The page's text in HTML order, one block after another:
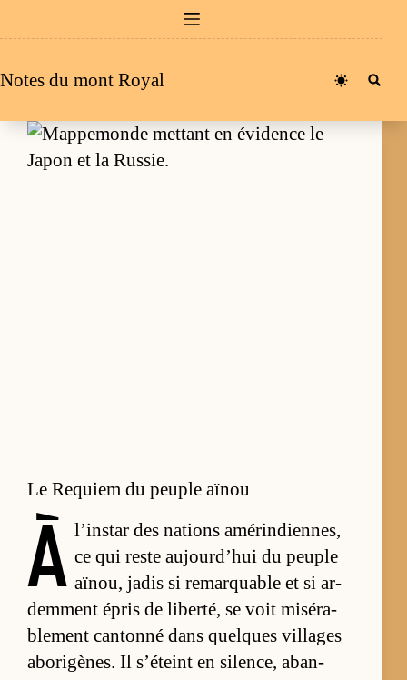
au
Notes du mont Royal
Le Requiem du peuple aïnou
À l’ins­tar des na­tions amé­rin­dien­nes,
ce qui reste aujour­d’hui du peuple
aï­nou, ja­dis si re­marquable et si ar­
dem­ment épris de li­ber­té, se voit mi­sé­ra­
ble­ment can­tonné dans quelques vil­lages
abo­ri­gènes. Il s’éteint en si­len­ce, aban­